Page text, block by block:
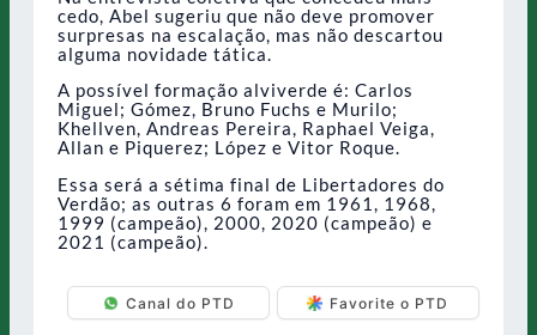
cedo, Abel sugeriu que não deve promover
surpresas na escalação, mas não descartou
alguma novidade tática.
A possível formação alviverde é: Carlos
Miguel; Gómez, Bruno Fuchs e Murilo;
Khellven, Andreas Pereira, Raphael Veiga,
Allan e Piquerez; López e Vitor Roque.
Essa será a sétima final de Libertadores do
Verdão; as outras 6 foram em 1961, 1968,
1999 (campeão), 2000, 2020 (campeão) e
2021 (campeão).
Canal do PTD Favorite o PTD